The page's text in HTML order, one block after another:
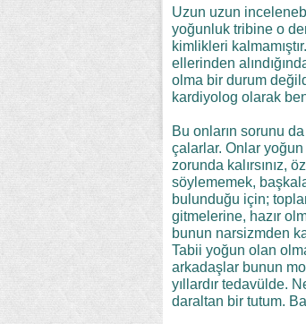
Uzun uzun
yoğunluk tribine o
kimlikleri
ellerinden
olma bir durum
kardiyolog olarak
Bu onların sorunu
çalarlar. Onlar
zorunda kalırsınız,
söylememek,
bulunduğu için;
gitmelerine, hazır
bunun narsizmden
Tabii yoğun olan
arkadaşlar bunun
yıllardır tedavülde.
daraltan bir tutum.